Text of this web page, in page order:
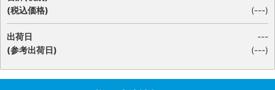
(税込価格)
(---)
出荷日
(参考出荷日)
---
(---)